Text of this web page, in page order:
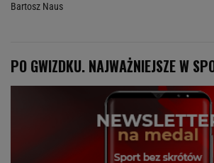
Bartosz Naus